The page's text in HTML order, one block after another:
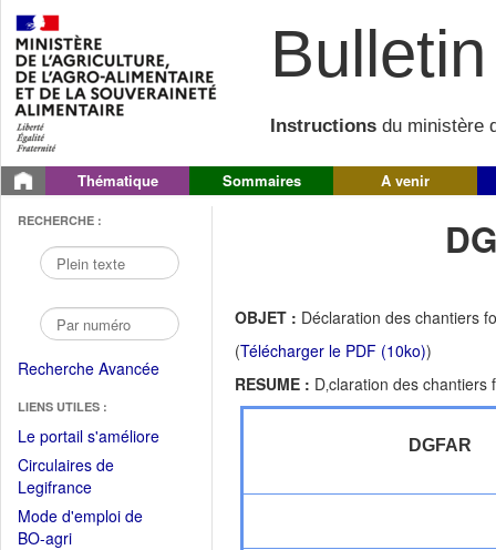
Instructions du ministère
Thématique Sommaires A venir
RECHERCHE :
Recherche Avancée
LIENS UTILES :
Le portail s'améliore(Fichier
Circulaires de
Legifrance(Ouvrir
dans
une
Mode d'emploi de
BO-agri(Ouvrir
OBJET : Déclaration des chantiers
(Télécharger le PDF (10ko))
RESUME : D‚claration des
DGFAR